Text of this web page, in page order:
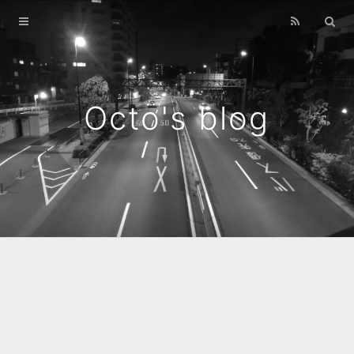
Octo's blog
Home
Archives